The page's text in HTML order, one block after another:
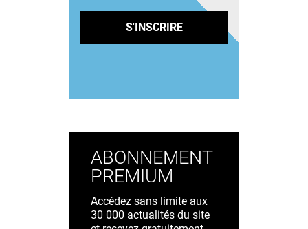
S'INSCRIRE
ABONNEMENT
PREMIUM
Accédez sans limite aux
30 000 actualités du site